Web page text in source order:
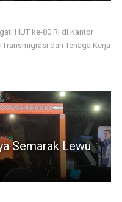
HUT ke-80 RI di Kantor
dan Tenaga Kerja
Semarak Lewu